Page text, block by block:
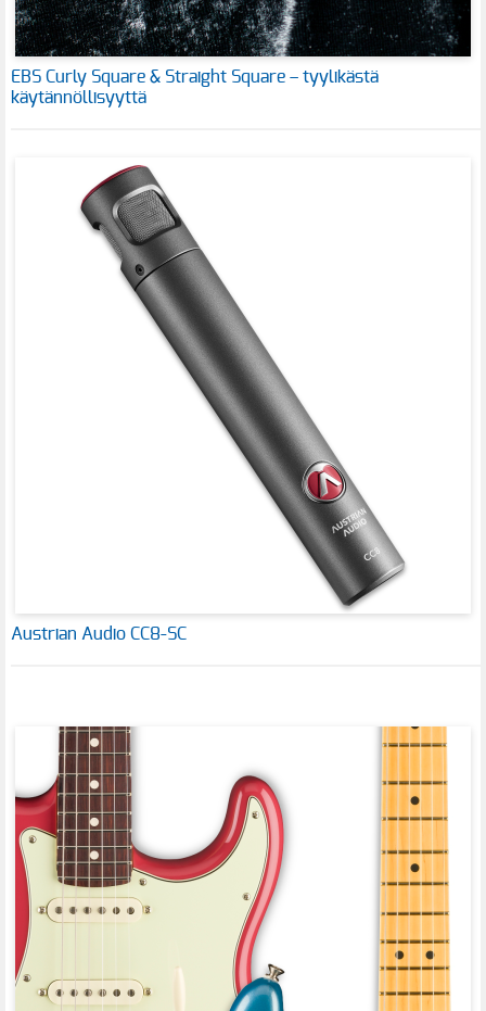
EBS Curly Square & Straight Square – tyylikästä
käytännöllisyyttä
Austrian Audio CC8-SC